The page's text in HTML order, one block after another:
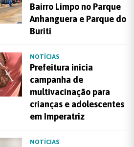
Bairro Limpo no Parque
Anhanguera e Parque do
Buriti
NOTÍCIAS
Prefeitura inicia
campanha de
multivacinação para
crianças e adolescentes
em Imperatriz
NOTÍCIAS